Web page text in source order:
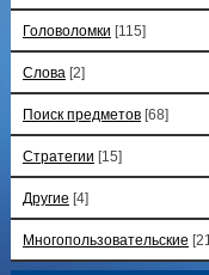
Головоломки [115]
Слова [2]
Поиск предметов [68]
Стратегии [15]
Другие [4]
Многопользовательские